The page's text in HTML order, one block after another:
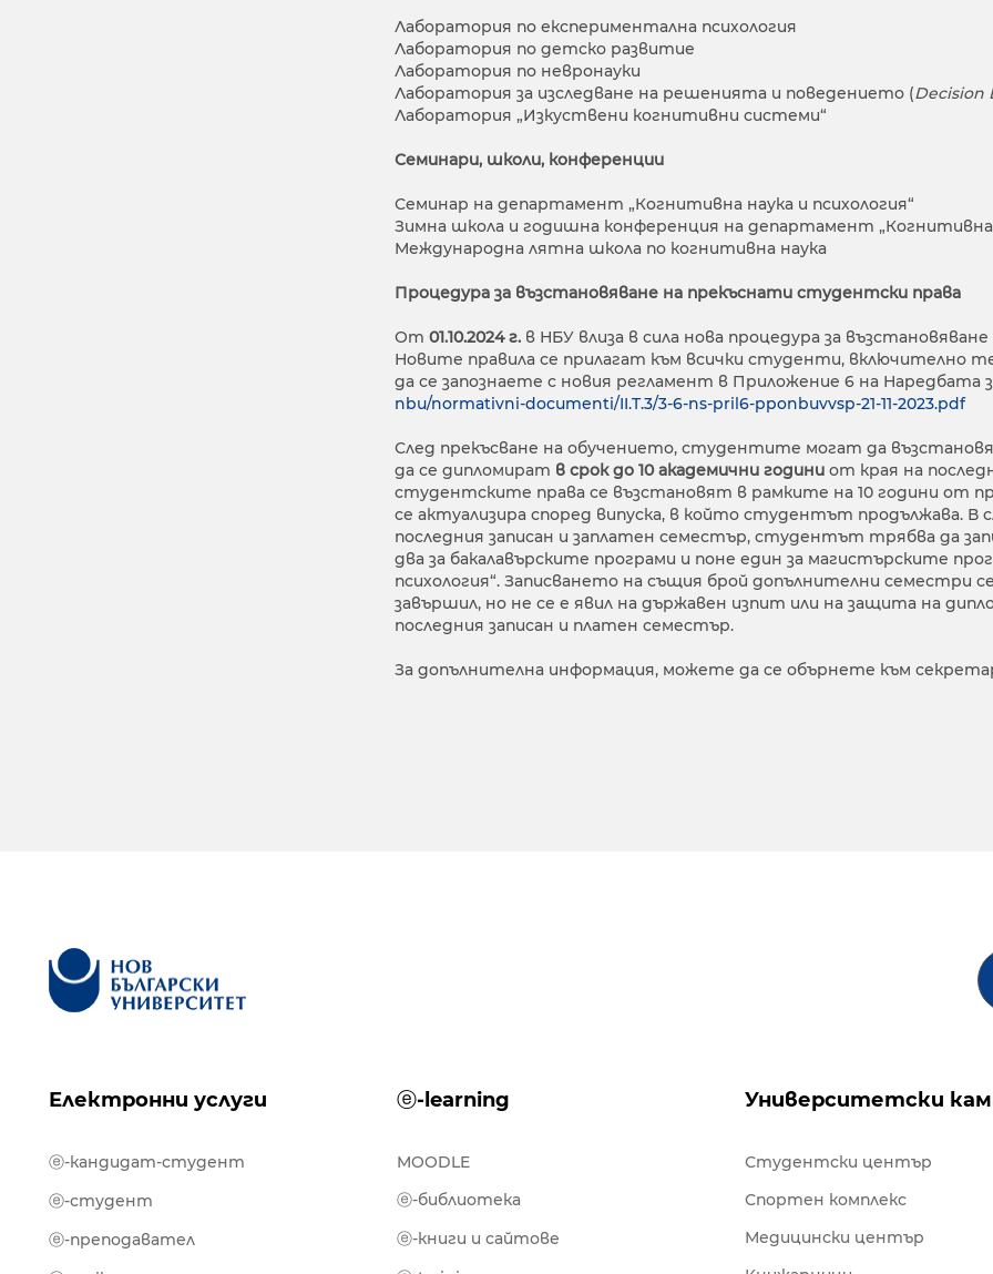
Лаборатория по експериментална психология
Лаборатория по детско развитие
Лаборатория по невронауки
Лаборатория за изследване на решенията и поведението (Decision
Лаборатория „Изкуствени когнитивни системи“
Семинари, школи, конференции
Семинар на департамент „Когнитивна наука и психология“
Зимна школа и годишна конференция на департамент „Когнитивна
Международна лятна школа по когнитивна наука
Процедура за възстановяване на прекъснати студентски права
От 01.10.2024 г. в НБУ влиза в сила нова процедура за
Новите правила се прилагат към всички студенти, включително
да се запознаете с новия регламент в Приложение 6 на
nbu/normativni-documenti/II.T.3/3-6-ns-pril6-pponbuvvsp-21-11-2023.pdf
След прекъсване на обучението, студентите могат да
да се дипломират в срок до 10 академични години от края на
студентските права се възстановят в рамките на 10 години от
се актуализира според випуска, в който студентът продължава. В
последния записан и заплатен семестър, студентът трябва да
два за бакалавърските програми и поне един за магистърските
психология“. Записването на същия брой допълнителни семестри
завършил, но не се е явил на държавен изпит или на защита на
последния записан и платен семестър.
За допълнителна информация, можете да се обърнете към
Електронни услуги ⓔ-learning Университетски
ⓔ-кандидат-студент
ⓔ-студент
ⓔ-преподавател
MOODLE
ⓔ-библиотека
ⓔ-книги и сайтове
Студентски център
Спортен комплекс
Медицински център